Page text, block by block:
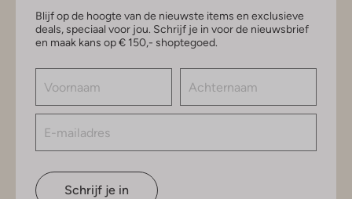
Blijf op de hoogte van de nieuwste items en exclusieve
deals, speciaal voor jou. Schrijf je in voor de nieuwsbrief
en maak kans op € 150,- shoptegoed.
Schrijf je in